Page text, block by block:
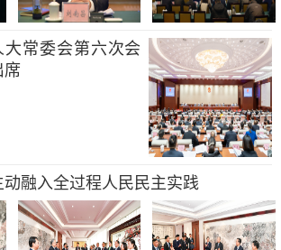
常委会第六次会
席
融入全过程人民民主实践